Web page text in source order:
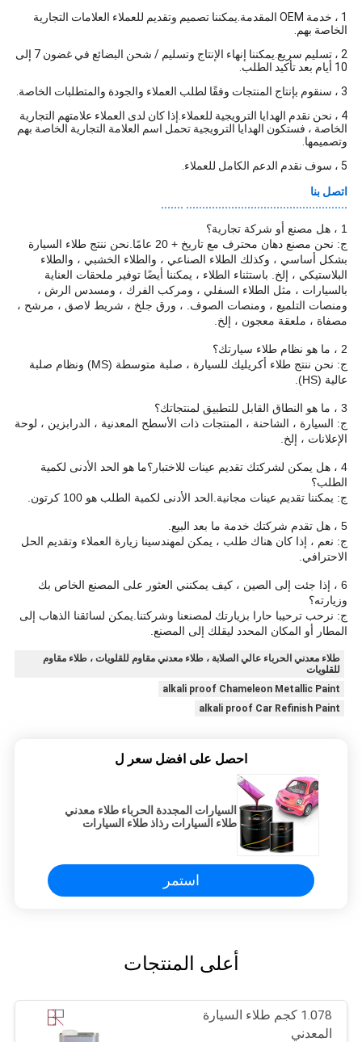
1 ، خدمة OEM المقدمة.يمكننا تصميم وتقديم للعملاء العلامات التجارية
الخاصة بهم.
2 ، تسليم سريع.يمكننا إنهاء الإنتاج وتسليم / شحن البضائع في غضون 7 إلى
10 أيام بعد تأكيد الطلب.
3 ، سنقوم بإنتاج المنتجات وفقًا لطلب العملاء والجودة والمتطلبات الخاصة.
4 ، نحن نقدم الهدايا الترويجية للعملاء.إذا كان لدى العملاء علامتهم التجارية
الخاصة ، فستكون الهدايا الترويجية تحمل اسم العلامة التجارية الخاصة بهم
وتصميمها.
5 ، سوف نقدم الدعم الكامل للعملاء.
اتصل بنا
.................................................. .......
1 ، هل مصنع أو شركة تجارية؟
ج: نحن مصنع دهان محترف مع تاريخ + 20 عامًا.نحن ننتج طلاء السيارة
بشكل أساسي ، وكذلك الطلاء الصناعي ، والطلاء الخشبي ، والطلاء
البلاستيكي ، إلخ. باستثناء الطلاء ، يمكننا أيضًا توفير ملحقات العناية
بالسيارات ، مثل الطلاء السفلي ، ومركب الفرك ، ومسدس الرش ،
ومنصات التلميع ، ومنصات الصوف. ، ورق جلخ ، شريط لاصق ، مرشح ،
مصفاة ، ملعقة معجون ، إلخ.
2 ، ما هو نظام طلاء سيارتك؟
ج: نحن ننتج طلاء أكريليك للسيارة ، صلبة متوسطة (MS) ونظام صلبة
عالية (HS).
3 ، ما هو النطاق القابل للتطبيق لمنتجاتك؟
ج: السيارة ، الشاحنة ، المنتجات ذات الأسطح المعدنية ، الدرابزين ، لوحة
الإعلانات ، إلخ.
4 ، هل يمكن لشركتك تقديم عينات للاختبار؟ما هو الحد الأدنى لكمية
الطلب؟
ج: يمكننا تقديم عينات مجانية.الحد الأدنى لكمية الطلب هو 100 كرتون.
5 ، هل تقدم شركتك خدمة ما بعد البيع.
ج: نعم ، إذا كان هناك طلب ، يمكن لمهندسينا زيارة العملاء وتقديم الحل
الاحترافي.
6 ، إذا جئت إلى الصين ، كيف يمكنني العثور على المصنع الخاص بك
وزيارته؟
ج: نرحب ترحيبا حارا بزيارتك لمصنعنا وشركتنا.يمكن لسائقنا الذهاب إلى
المطار أو المكان المحدد ليقلك إلى المصنع.
طلاء معدني الحرباء عالي الصلابة ، طلاء معدني مقاوم للقلويات ، طلاء مقاوم
للقلويات
alkali proof Chameleon Metallic Paint
alkali proof Car Refinish Paint
احصل على افضل سعر ل
السيارات المجددة الحرباء طلاء معدني
طلاء السيارات رذاذ طلاء السيارات
استمر
أعلى المنتجات
1.078 كجم طلاء السيارة
المعدني